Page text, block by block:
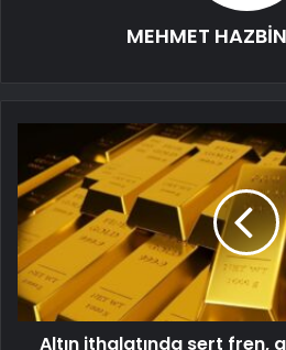
MEHMET
Altın ithalatında sert fren,